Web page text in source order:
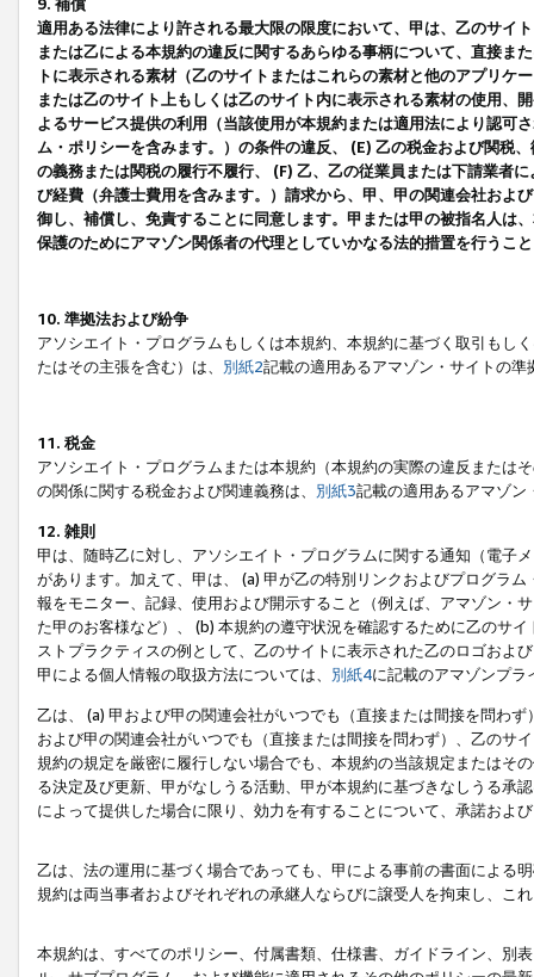
9. 補償
適用ある法律により許される最大限の限度において、甲は、乙のサイ
または乙による本規約の違反に関するあらゆる事柄について、直接ま
トに表示される素材（乙のサイトまたはこれらの素材と他のアプリ
または乙のサイト上もしくは乙のサイト内に表示される素材の使用、
よるサービス提供の利用（当該使用が本規約または適用法により認可
ム・ポリシーを含みます。）の条件の違反、 (E) 乙の税金および関税
の義務または関税の履行不履行、 (F) 乙、乙の従業員または下請業者
び経費（弁護士費用を含みます。）請求から、甲、甲の関連会社およ
御し、補償し、免責することに同意します。甲または甲の被指名人は
保護のためにアマゾン関係者の代理としていかなる法的措置を行うこ
10. 準拠法および紛争
アソシエイト・プログラムもしくは本規約、本規約に基づく取引もし
たはその主張を含む）は、 別紙2記載の適用あるアマゾン・サイトの
11. 税金
アソシエイト・プログラムまたは本規約（本規約の実際の違反または
の関係に関する税金および関連義務は、 別紙3記載の適用あるアマゾン
12. 雑則
甲は、随時乙に対し、アソシエイト・プログラムに関する通知（電子
があります。加えて、甲は、 (a) 甲が乙の特別リンクおよびプログラ
報をモニター、記録、使用および開示すること（例えば、アマゾン・
た甲のお客様など）、 (b) 本規約の遵守状況を確認するために乙のサ
ストプラクティスの例として、乙のサイトに表示された乙のロゴおよ
甲による個人情報の取扱方法については、 別紙4に記載のアマゾンプ
乙は、 (a) 甲および甲の関連会社がいつでも（直接または間接を問わ
および甲の関連会社がいつでも（直接または間接を問わず）、乙のサ
規約の規定を厳密に履行しない場合でも、本規約の当該規定またはそ
る決定及び更新、甲がなしうる活動、甲が本規約に基づきなしうる承
によって提供した場合に限り、効力を有することについて、承諾およ
乙は、法の運用に基づく場合であっても、甲による事前の書面による
規約は両当事者およびそれぞれの承継人ならびに譲受人を拘束し、こ
本規約は、すべてのポリシー、付属書類、仕様書、ガイドライン、別